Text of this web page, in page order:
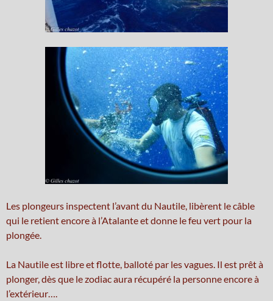
Les plongeurs inspectent l’avant du Nautile, libèrent le câble
qui le retient encore à l’Atalante et donne le feu vert pour la
plongée.
La Nautile est libre et flotte, balloté par les vagues. Il est prêt à
plonger, dès que le zodiac aura récupéré la personne encore à
l’extérieur….